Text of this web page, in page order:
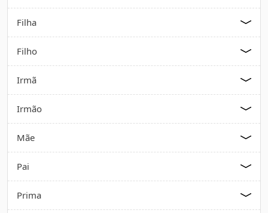
Filha
Filho
Irmã
Irmão
Mãe
Pai
Prima